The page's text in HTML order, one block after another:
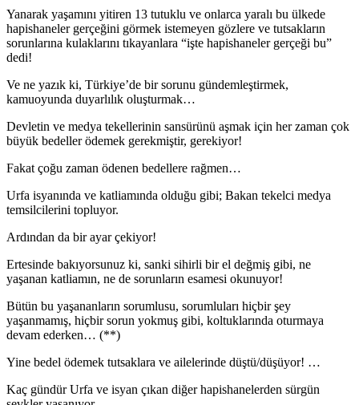
Yanarak yaşamını yitiren 13 tutuklu ve onlarca yaralı bu ülkede
hapishaneler gerçeğini görmek istemeyen gözlere ve tutsakların
sorunlarına kulaklarını tıkayanlara “işte hapishaneler gerçeği bu”
dedi!
Ve ne yazık ki, Türkiye’de bir sorunu gündemleştirmek,
kamuoyunda duyarlılık oluşturmak…
Devletin ve medya tekellerinin sansürünü aşmak için her zaman çok
büyük bedeller ödemek gerekmiştir, gerekiyor!
Fakat çoğu zaman ödenen bedellere rağmen…
Urfa isyanında ve katliamında olduğu gibi; Bakan tekelci medya
temsilcilerini topluyor.
Ardından da bir ayar çekiyor!
Ertesinde bakıyorsunuz ki, sanki sihirli bir el değmiş gibi, ne
yaşanan katliamın, ne de sorunların esamesi okunuyor!
Bütün bu yaşananların sorumlusu, sorumluları hiçbir şey
yaşanmamış, hiçbir sorun yokmuş gibi, koltuklarında oturmaya
devam ederken… (**)
Yine bedel ödemek tutsaklara ve ailelerinde düştü/düşüyor! …
Kaç gündür Urfa ve isyan çıkan diğer hapishanelerden sürgün